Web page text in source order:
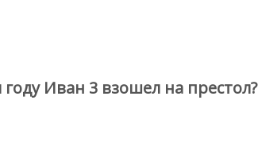
году Иван 3 взошел на престол?